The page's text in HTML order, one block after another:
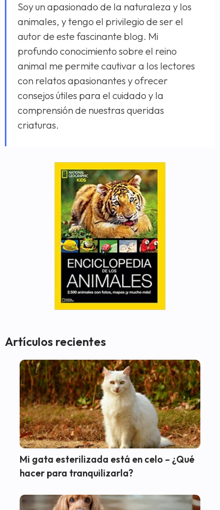
Soy un apasionado de la naturaleza y los
animales, y tengo el privilegio de ser el
autor de este fascinante blog. Mi
profundo conocimiento sobre el reino
animal me permite cautivar a los lectores
con relatos apasionantes y ofrecer
consejos útiles para el cuidado y la
comprensión de nuestras queridas
criaturas.
Artículos recientes
Mi gata esterilizada está en celo – ¿Qué
hacer para tranquilizarla?